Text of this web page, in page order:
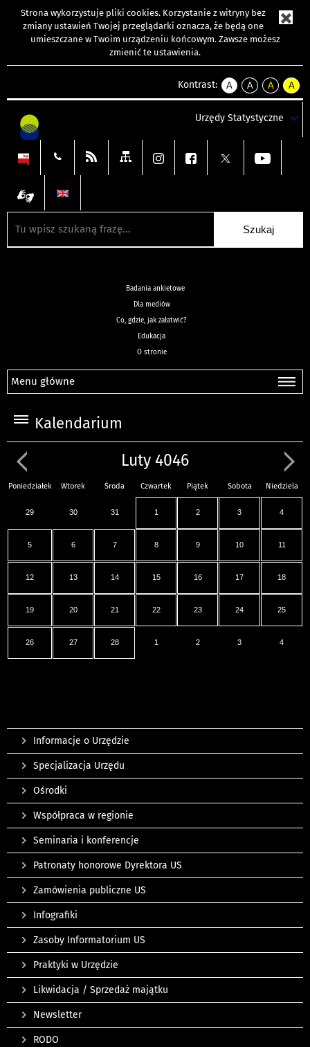
Strona wykorzystuje pliki cookies. Korzystanie z witryny bez
zmiany ustawień Twojej przeglądarki oznacza, że będą one
umieszczane w Twoim urządzeniu końcowym. Zawsze możesz
zmienić te ustawienia.
Kontrast:
A
kontrast
A
kontrast
tekst
czarnym
A
kontrast
tekst
czarnym
A
tekst
żółtym
Urzędy Statystyczne
Badania ankietowe
Dla mediów
Co, gdzie, jak załatwić?
Edukacja
O stronie
Menu główne
Kalendarium
Luty 4046
Poniedziałek Wtorek Środa Czwartek Piątek Sobota Niedziela
29 30 31 1 2 3 4
5 6 7 8 9 10 11
12 13 14 15 16 17 18
19 20 21 22 23 24 25
26 27 28 1 2 3 4
Informacje o Urzędzie
Specjalizacja Urzędu
Ośrodki
Współpraca w regionie
Seminaria i konferencje
Patronaty honorowe Dyrektora US
Zamówienia publiczne US
Infografiki
Zasoby Informatorium US
Praktyki w Urzędzie
Likwidacja / Sprzedaż majątku
Newsletter
RODO